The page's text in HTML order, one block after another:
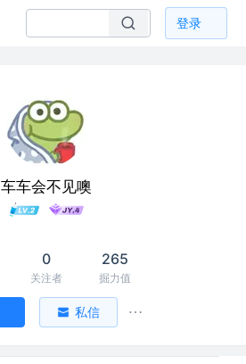
登录
车车会不见噢
0
关注者
265
掘力值
私信